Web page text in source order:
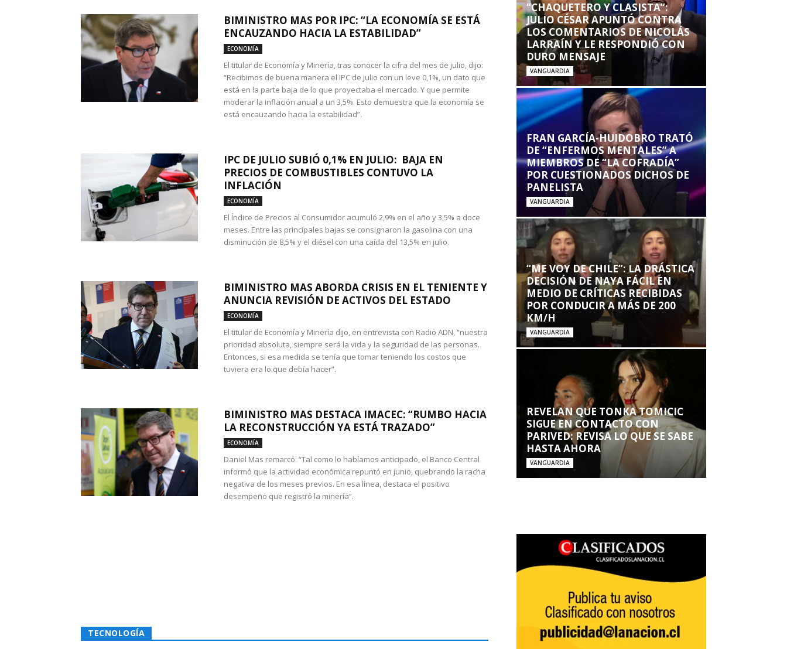
BIMINISTRO MAS POR IPC: “LA ECONOMÍA SE ESTÁ
ENCAUZANDO HACIA LA ESTABILIDAD”
ECONOMÍA
El titular de Economía y Minería, tras conocer la cifra del mes de julio, dijo:
“Recibimos de buena manera el IPC de julio con un leve 0,1%, un dato que
está en la parte baja de lo que proyectaba el mercado. Y que permite
moderar la inflación anual a un 3,5%. Esto demuestra que la economía se
está encauzando hacia la estabilidad”.
IPC DE JULIO SUBIÓ 0,1% EN JULIO: BAJA EN
PRECIOS DE COMBUSTIBLES CONTUVO LA
INFLACIÓN
ECONOMÍA
El Índice de Precios al Consumidor acumuló 2,9% en el año y 3,5% a doce
meses. Entre las principales bajas se consignaron la gasolina con una
disminución de 8,5% y el diésel con una caída del 13,5% en julio.
BIMINISTRO MAS ABORDA CRISIS EN EL TENIENTE Y
ANUNCIA REVISIÓN DE ACTIVOS DEL ESTADO
ECONOMÍA
El titular de Economía y Minería dijo, en entrevista con Radio ADN, “nuestra
prioridad absoluta, siempre será la vida y la seguridad de las personas.
Entonces, si esa medida se tenía que tomar teniendo los costos que
tuviera era lo que debía hacer”.
BIMINISTRO MAS DESTACA IMACEC: “RUMBO HACIA
LA RECONSTRUCCIÓN YA ESTÁ TRAZADO”
ECONOMÍA
Daniel Mas remarcó: “Tal como lo habíamos anticipado, el Banco Central
informó que la actividad económica repuntó en junio, quebrando la racha
negativa de los meses previos. En esa línea, destaca el positivo
desempeño que registró la minería”.
TECNOLOGÍA
“CHAQUETERO Y CLASISTA”:
JULIO CÉSAR APUNTÓ CONTRA
LOS COMENTARIOS DE NICOLÁS
LARRAÍN Y LE RESPONDIÓ CON
DURO MENSAJE
VANGUARDIA
FRAN GARCÍA-HUIDOBRO TRATÓ
DE “ENFERMOS MENTALES” A
MIEMBROS DE “LA COFRADÍA”
POR CUESTIONADOS DICHOS DE
PANELISTA
VANGUARDIA
“ME VOY DE CHILE”: LA DRÁSTICA
DECISIÓN DE NAYA FÁCIL EN
MEDIO DE CRÍTICAS RECIBIDAS
POR CONDUCIR A MÁS DE 200
KM/H
VANGUARDIA
REVELAN QUE TONKA TOMICIC
SIGUE EN CONTACTO CON
PARIVED: REVISA LO QUE SE SABE
HASTA AHORA
VANGUARDIA